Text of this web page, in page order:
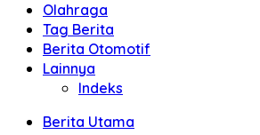
Olahraga
Tag Berita
Berita Otomotif
Lainnya
Indeks
Berita Utama